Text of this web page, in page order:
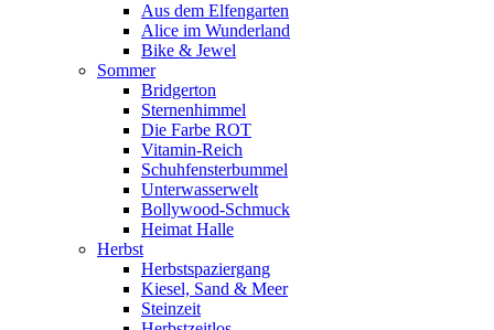
Aus dem Elfengarten
Alice im Wunderland
Bike & Jewel
Sommer
Bridgerton
Sternenhimmel
Die Farbe ROT
Vitamin-Reich
Schuhfensterbummel
Unterwasserwelt
Bollywood-Schmuck
Heimat Halle
Herbst
Herbstspaziergang
Kiesel, Sand & Meer
Steinzeit